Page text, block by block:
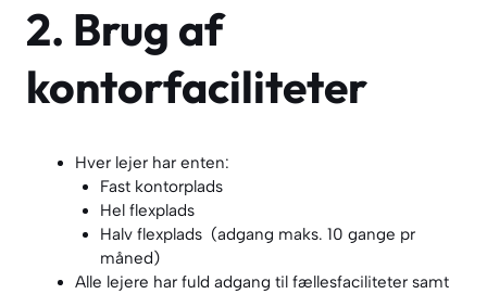
2. Brug af
kontorfaciliteter
Hver lejer har enten:
Fast kontorplads
Hel flexplads
Halv flexplads (adgang maks. 10 gange pr
måned)
Alle lejere har fuld adgang til fællesfaciliteter samt